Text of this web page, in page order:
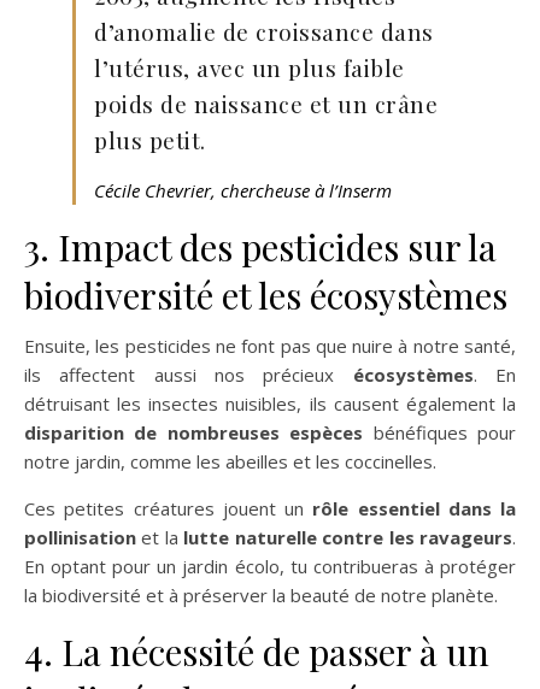
d’anomalie de croissance dans
l’utérus, avec un plus faible
poids de naissance et un crâne
plus petit.
Cécile Chevrier, chercheuse à l’Inserm
3. Impact des pesticides sur la
biodiversité et les écosystèmes
Ensuite, les pesticides ne font pas que nuire à notre santé,
ils affectent aussi nos précieux écosystèmes. En
détruisant les insectes nuisibles, ils causent également la
disparition de nombreuses espèces bénéfiques pour
notre jardin, comme les abeilles et les coccinelles.
Ces petites créatures jouent un rôle essentiel dans la
pollinisation et la lutte naturelle contre les ravageurs.
En optant pour un jardin écolo, tu contribueras à protéger
la biodiversité et à préserver la beauté de notre planète.
4. La nécessité de passer à un